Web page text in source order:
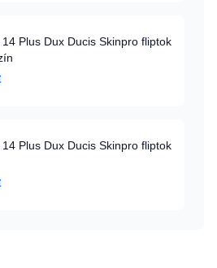
14 Plus Dux Ducis Skinpro fliptok
14 Plus Dux Ducis Skinpro fliptok